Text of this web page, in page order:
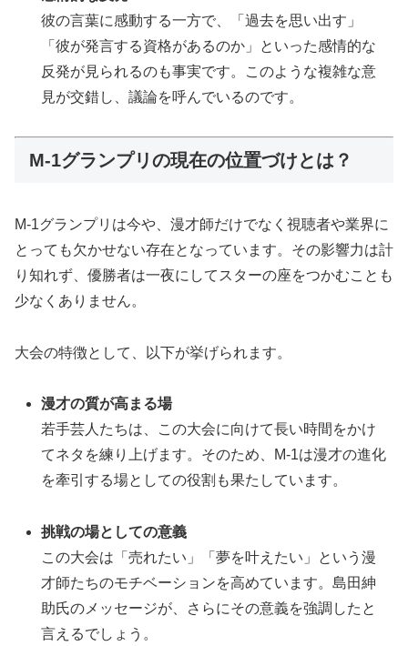
彼の言葉に感動する一方で、「過去を思い出す」
「彼が発言する資格があるのか」といった感情的な
反発が見られるのも事実です。このような複雑な意
見が交錯し、議論を呼んでいるのです。
M-1グランプリの現在の位置づけとは？
M-1グランプリは今や、漫才師だけでなく視聴者や業界に
とっても欠かせない存在となっています。その影響力は計
り知れず、優勝者は一夜にしてスターの座をつかむことも
少なくありません。
大会の特徴として、以下が挙げられます。
漫才の質が高まる場
若手芸人たちは、この大会に向けて長い時間をかけ
てネタを練り上げます。そのため、M-1は漫才の進化
を牽引する場としての役割も果たしています。
挑戦の場としての意義
この大会は「売れたい」「夢を叶えたい」という漫
才師たちのモチベーションを高めています。島田紳
助氏のメッセージが、さらにその意義を強調したと
言えるでしょう。